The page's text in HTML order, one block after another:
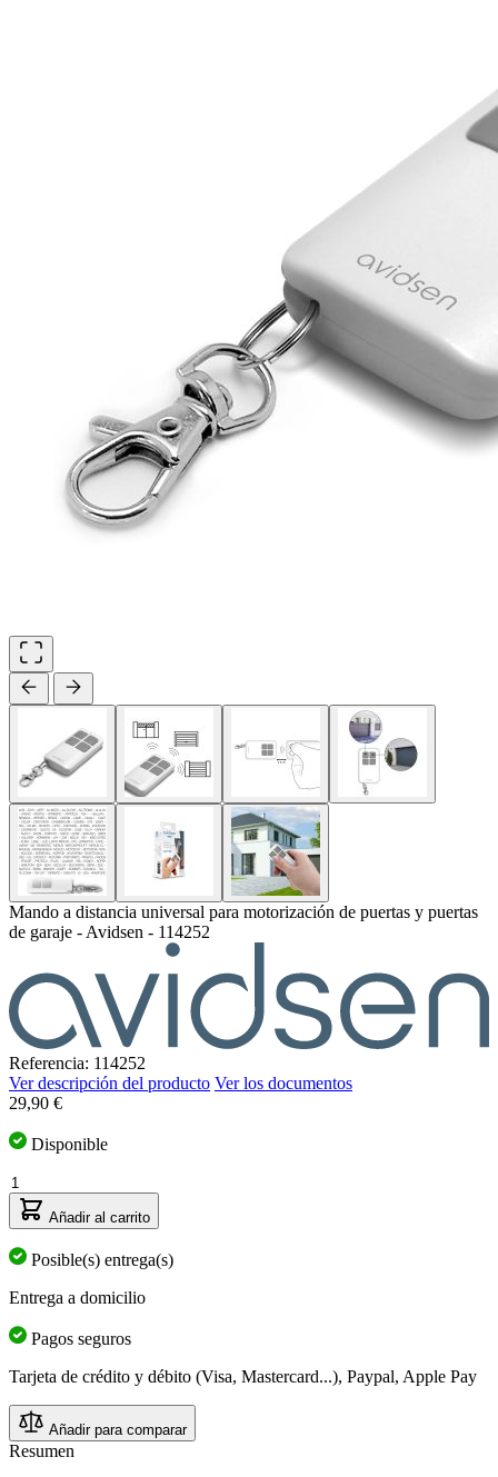
Mando a distancia universal para motorización de puertas y puertas
de garaje - Avidsen - 114252
Referencia: 114252
Ver descripción del producto Ver los documentos
29,90 €
Disponible
Cantidad
Añadir al carrito
Posible(s) entrega(s)
Entrega a domicilio
Pagos seguros
Tarjeta de crédito y débito (Visa, Mastercard...), Paypal, Apple Pay
Añadir para comparar
Resumen